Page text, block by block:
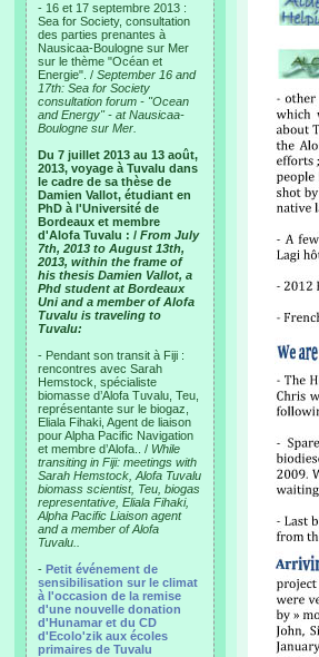
- 16 et 17 septembre 2013 :
Sea for Society, consultation
des parties prenantes à
Nausicaa-Boulogne sur Mer
sur le thème "Océan et
Energie". / September 16 and
17th: Sea for Society
consultation forum - "Ocean
and Energy" - at Nausicaa-
Boulogne sur Mer.
Du 7 juillet 2013 au 13 août,
2013, voyage à Tuvalu dans
le cadre de sa thèse de
Damien Vallot, étudiant en
PhD à l'Université de
Bordeaux et membre
d'Alofa Tuvalu : / From July
7th, 2013 to August 13th,
2013, within the frame of
his thesis Damien Vallot, a
Phd student at Bordeaux
Uni and a member of Alofa
Tuvalu is traveling to
Tuvalu:
- Pendant son transit à Fiji :
rencontres avec Sarah
Hemstock, spécialiste
biomasse d’Alofa Tuvalu, Teu,
représentante sur le biogaz,
Eliala Fihaki, Agent de liaison
pour Alpha Pacific Navigation
et membre d’Alofa.. / While
transiting in Fiji: meetings with
Sarah Hemstock, Alofa Tuvalu
biomass scientist, Teu, biogas
representative, Eliala Fihaki,
Alpha Pacific Liaison agent
and a member of Alofa
Tuvalu..
- Petit événement de
sensibilisation sur le climat
à l'occasion de la remise
d'une nouvelle donation
d'Hunamar et du CD
d'Ecolo'zik aux écoles
primaires de Tuvalu